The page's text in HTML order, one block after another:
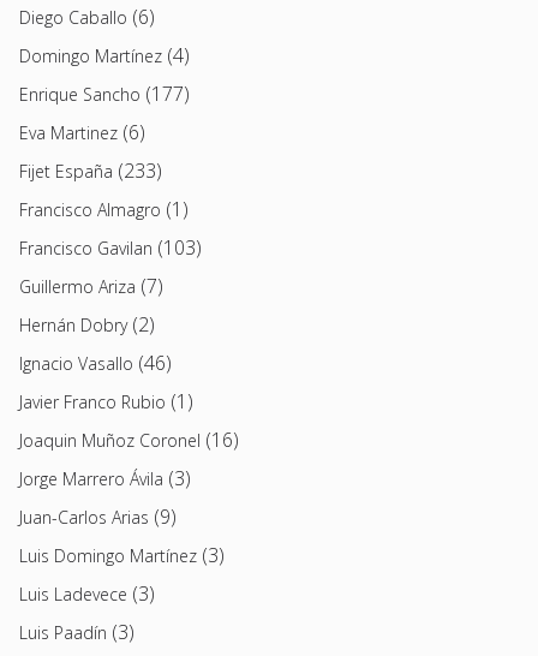
Diego Caballo (6)
Domingo Martínez (4)
Enrique Sancho (177)
Eva Martinez (6)
Fijet España (233)
Francisco Almagro (1)
Francisco Gavilan (103)
Guillermo Ariza (7)
Hernán Dobry(2)
Ignacio Vasallo (46)
Javier Franco Rubio (1)
Joaquin Muñoz Coronel (16)
Jorge Marrero Ávila (3)
Juan-Carlos Arias (9)
Luis Domingo Martínez (3)
Luis Ladevece (3)
Luis Paadín (3)